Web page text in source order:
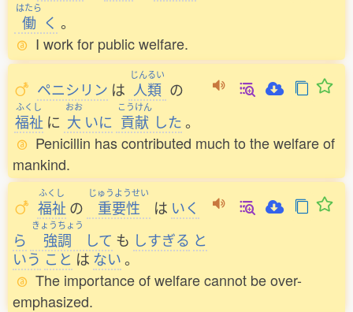
はたら
働 く 。
I work for public welfare.
ペニシリン は
じんるい
人類 の
ふくし
福祉 に
おお
大 いに
こうけん
貢献 した 。
Penicillin has contributed much to the welfare of
mankind.
ふくし
福祉 の
じゅうようせい
重要性 は いく
ら
きょうちょう
強調 して も しすぎる と
いう こと はない。
The importance of welfare cannot be over-
emphasized.